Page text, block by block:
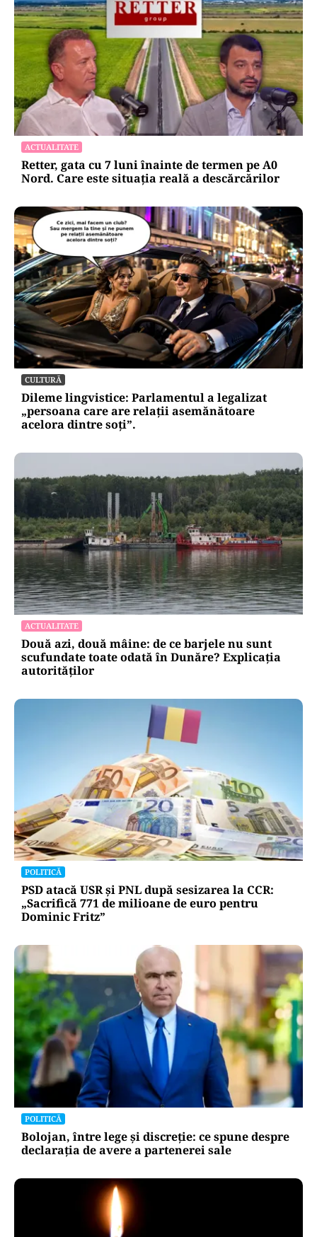
ACTUALITATE
Retter, gata cu 7 luni înainte de termen pe A0
Nord. Care este situația reală a descărcărilor
CULTURĂ
Dileme lingvistice: Parlamentul a legalizat
„persoana care are relații asemănătoare
acelora dintre soți”.
ACTUALITATE
Două azi, două mâine: de ce barjele nu sunt
scufundate toate odată în Dunăre? Explicația
autorităților
POLITICĂ
PSD atacă USR și PNL după sesizarea la CCR:
„Sacrifică 771 de milioane de euro pentru
Dominic Fritz”
POLITICĂ
Bolojan, între lege și discreție: ce spune despre
declarația de avere a partenerei sale